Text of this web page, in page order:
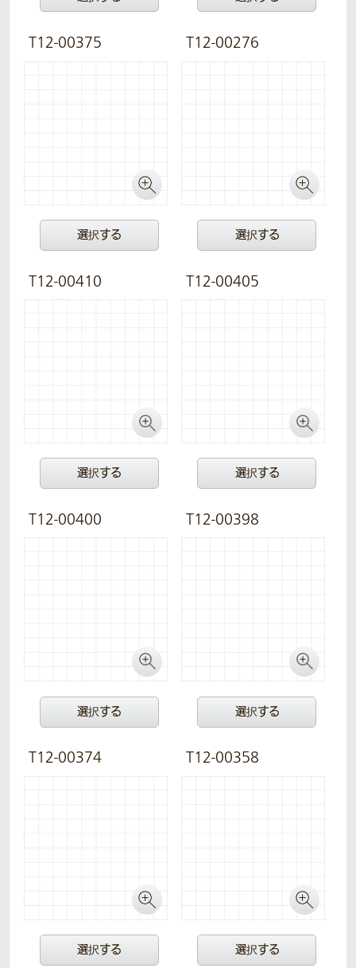
T12-00375
選択する
T12-00276
選択する
T12-00410
選択する
T12-00405
選択する
T12-00400
選択する
T12-00398
選択する
T12-00374
選択する
T12-00358
選択する